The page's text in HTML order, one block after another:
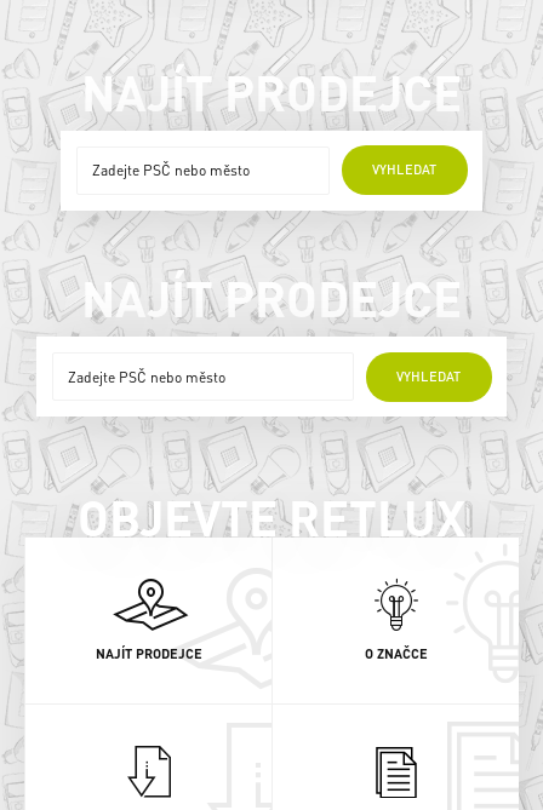
NAJÍT PRODEJCE
VYHLEDAT
ONLINE PRODEJCI
NAJÍT PRODEJCE
VYHLEDAT
ONLINE PRODEJCI
OBJEVTE RETLUX
NAJÍT PRODEJCE O ZNAČCE